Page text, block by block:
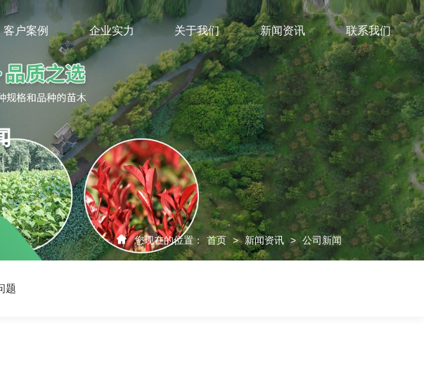
客户案例 企业实力 关于我们 新闻资讯 联系我们
您现在的位置： 首页 > 新闻资讯 > 公司新闻
题